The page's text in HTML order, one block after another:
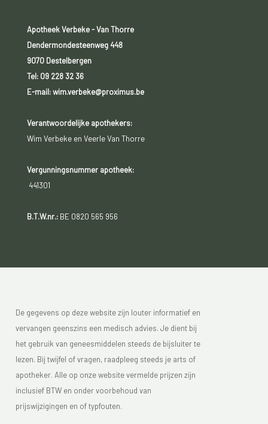
Apotheek Verbeke - Van Thorre
Dendermondesteenweg 448
9070 Destelbergen
Tel: 09 228 32 36
E-mail: wim.verbeke@proximus.be
Verantwoordelijke apothekers:
Wim Verbeke en Veerle Van Thorre
Vergunningsnummer apotheek:
441301
B.T.W.nr.:BE 0820 565 956
De gegevens op deze website zijn louter informatief en
vervangen geenszins een medisch advies. Je dient bij
het gebruik van geneesmiddelen steeds de bijsluiter te
lezen. Bij twijfel of vragen, raadpleeg steeds je arts of
apotheker. Alle op onze website vermelde prijzen zijn
inclusief BTW en onder voorbehoud van
prijswijzigingen en of typfouten.